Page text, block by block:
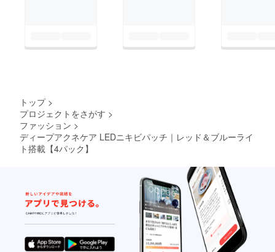
トップ >
プロジェクトをさがす >
ファッション >
ディープアクネケア LEDニキビパッチ｜レッド＆ブルーライ
ト搭載【4パック】